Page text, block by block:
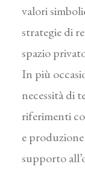
valori
strategie di
spazio
In più
necessità di
riferimenti
e
supporto